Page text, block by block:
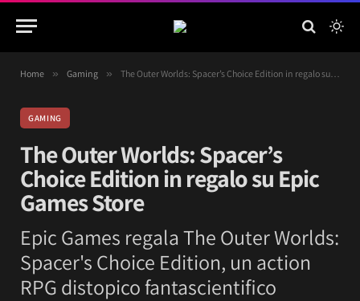
Home » Gaming » The Outer Worlds: Spacer’s Choice Edition in regalo su Epic Games Store
GAMING
The Outer Worlds: Spacer’s
Choice Edition in regalo su Epic
Games Store
Epic Games regala The Outer Worlds:
Spacer's Choice Edition, un action
RPG distopico fantascientifico